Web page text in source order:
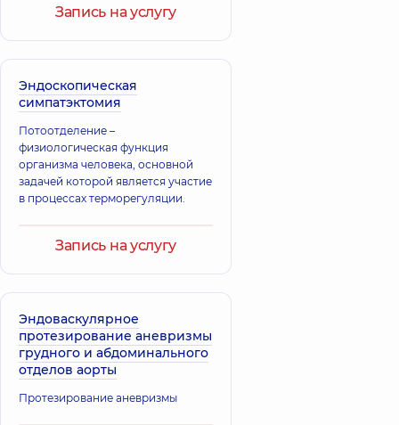
Запись на услугу
Эндоскопическая
симпатэктомия
Потоотделение –
физиологическая функция
организма человека, основной
задачей которой является участие
в процессах терморегуляции.
Запись на услугу
Эндоваскулярное
протезирование аневризмы
грудного и абдоминального
отделов аорты
Протезирование аневризмы